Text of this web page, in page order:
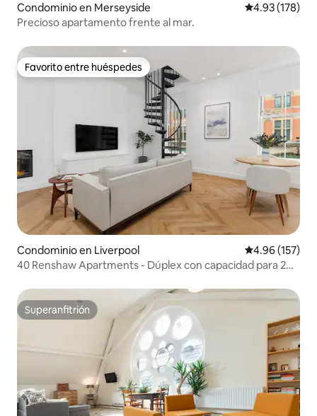
Condominio en Merseyside Calificación
4.93 (178)
Precioso apartamento frente al mar.
Favorito entre huéspedes
Favorito entre huéspedes
Condominio en Liverpool Calificación
4.96 (157)
40 Renshaw Apartments - Dúplex con capacidad para 2
Superanfitrión
Superanfitrión